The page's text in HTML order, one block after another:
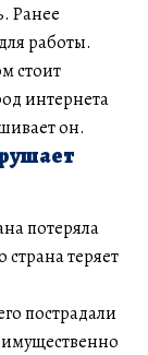
Ранее
работы.
стоит
интернета
он.
потеряла
теряет
пострадали